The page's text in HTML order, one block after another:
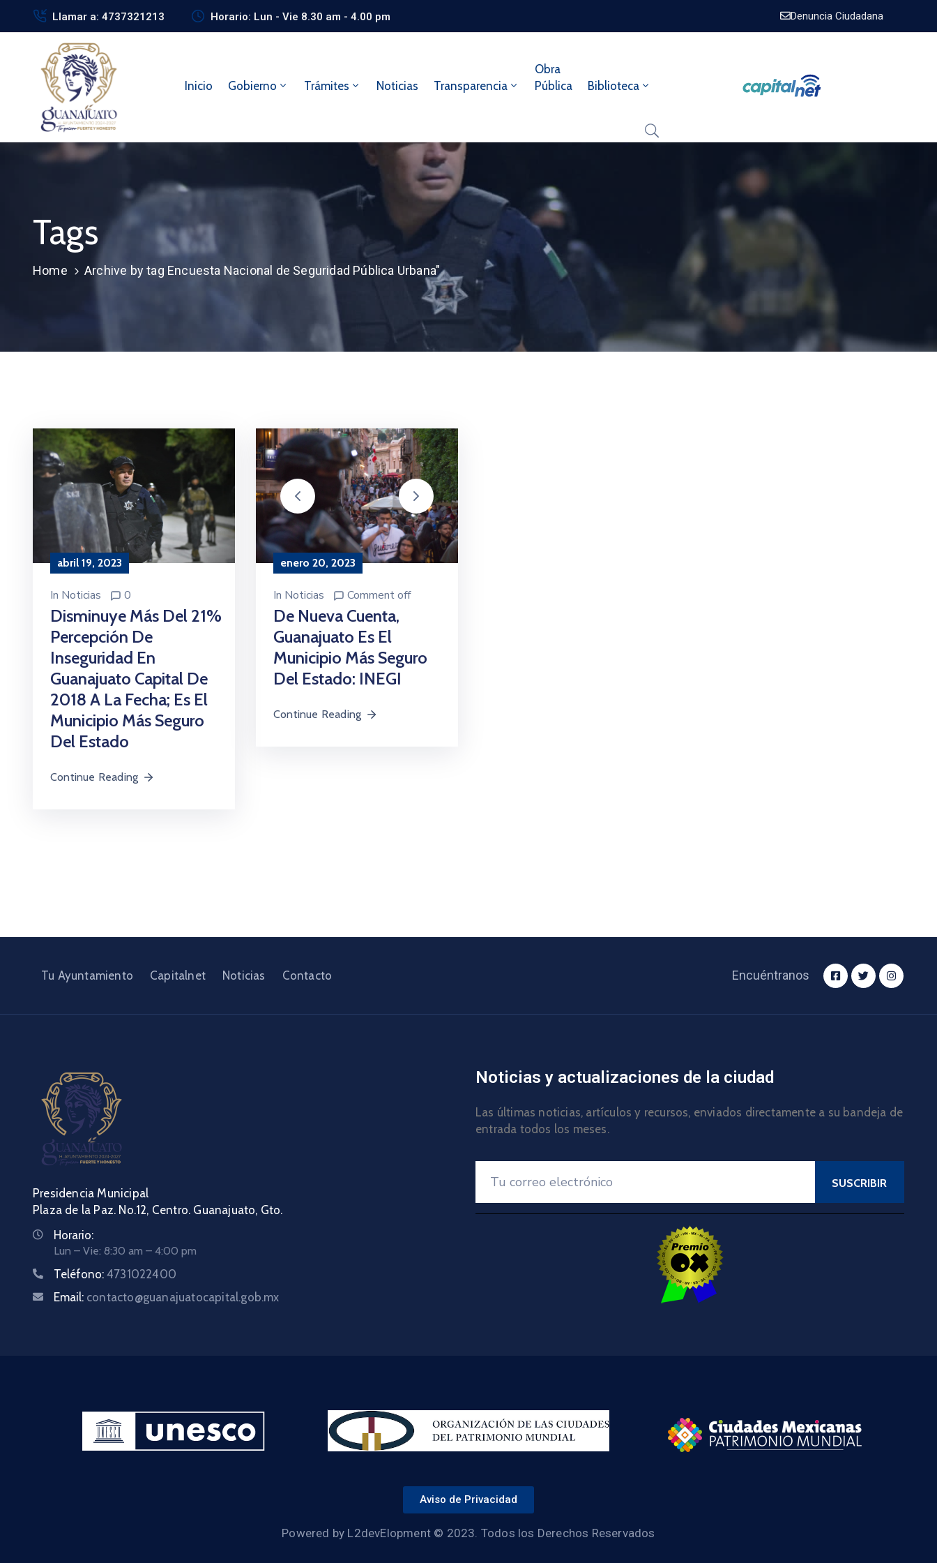
Llamar a: 4737321213 Horario: Lun - Vie 8.30 am - 4.00 pm Denuncia Ciudadana
Inicio Gobierno Trámites Noticias Transparencia
Obra
Pública
Biblioteca
Tags
Home Archive by tag Encuesta Nacional de Seguridad Pública Urbana"
abril 19, 2023
In Noticias 0
Disminuye Más Del 21%
Percepción De
Inseguridad En
Guanajuato Capital De
2018 A La Fecha; Es El
Municipio Más Seguro
Del Estado
Continue Reading
enero 20, 2023
In Noticias Comment off
De Nueva Cuenta,
Guanajuato Es El
Municipio Más Seguro
Del Estado: INEGI
Continue Reading
Tu Ayuntamiento Capitalnet Noticias Contacto Encuéntranos
Presidencia Municipal
Plaza de la Paz. No.12, Centro. Guanajuato, Gto.
Horario:
Lun – Vie: 8:30 am – 4:00 pm
Teléfono: 4731022400
Email: contacto@guanajuatocapital.gob.mx
Noticias y actualizaciones de la ciudad
Las últimas noticias, artículos y recursos, enviados directamente a su bandeja de
entrada todos los meses.
Aviso de Privacidad
Powered by L2devElopment © 2023. Todos los Derechos Reservados